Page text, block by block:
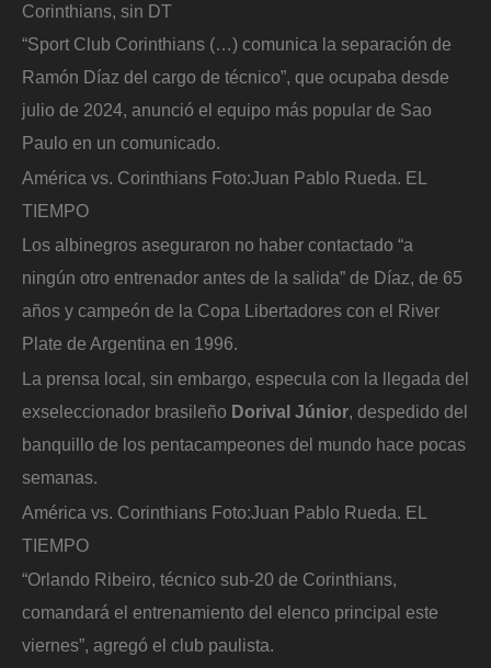
Corinthians, sin DT
“Sport Club Corinthians (…) comunica la separación de
Ramón Díaz del cargo de técnico”, que ocupaba desde
julio de 2024, anunció el equipo más popular de Sao
Paulo en un comunicado.
América vs. Corinthians Foto:Juan Pablo Rueda. EL
TIEMPO
Los albinegros aseguraron no haber contactado “a
ningún otro entrenador antes de la salida” de Díaz, de 65
años y campeón de la Copa Libertadores con el River
Plate de Argentina en 1996.
La prensa local, sin embargo, especula con la llegada del
exseleccionador brasileño Dorival Júnior, despedido del
banquillo de los pentacampeones del mundo hace pocas
semanas.
América vs. Corinthians Foto:Juan Pablo Rueda. EL
TIEMPO
“Orlando Ribeiro, técnico sub-20 de Corinthians,
comandará el entrenamiento del elenco principal este
viernes”, agregó el club paulista.